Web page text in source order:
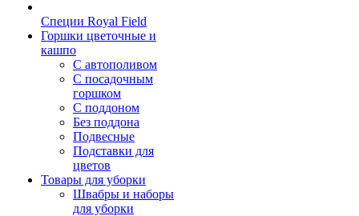
Специи Royal Field
Горшки цветочные и
кашпо
С автополивом
С посадочным
горшком
С поддоном
Без поддона
Подвесные
Подставки для
цветов
Товары для уборки
Швабры и наборы
для уборки